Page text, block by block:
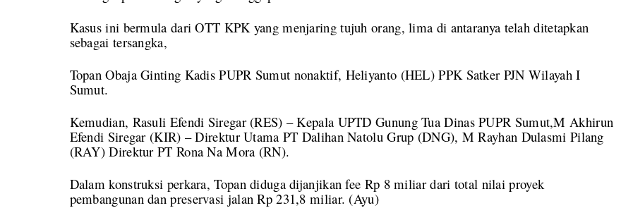
Kasus ini bermula dari OTT KPK yang menjaring tujuh orang, lima di antaranya telah ditetapkan
sebagai tersangka,
Topan Obaja Ginting Kadis PUPR Sumut nonaktif, Heliyanto (HEL) PPK Satker PJN Wilayah I
Sumut.
Kemudian, Rasuli Efendi Siregar (RES) – Kepala UPTD Gunung Tua Dinas PUPR Sumut,M Akhirun
Efendi Siregar (KIR) – Direktur Utama PT Dalihan Natolu Grup (DNG), M Rayhan Dulasmi Pilang
(RAY) Direktur PT Rona Na Mora (RN).
Dalam konstruksi perkara, Topan diduga dijanjikan fee Rp 8 miliar dari total nilai proyek
pembangunan dan preservasi jalan Rp 231,8 miliar. (Ayu)